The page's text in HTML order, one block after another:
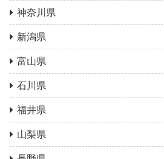
神奈川県
新潟県
富山県
石川県
福井県
山梨県